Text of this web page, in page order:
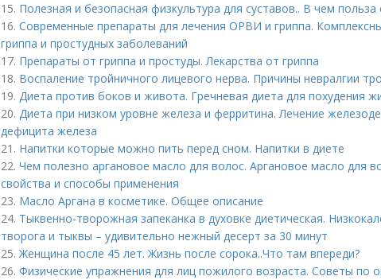
15. Полезная и безопасная физкультура для суставов.. В чем польза
16. Современные препараты для лечения ОРВИ и гриппа.
гриппа и простудных заболеваний
17. Препараты от гриппа и простуды. Лекарства от гриппа
18. Воспаление тройничного лицевого нерва. Причины невралгии
19. Диета против боков и живота. Гречневая диета для похудения
20. Диета при низком уровне железа и ферритина. Лечение
дефицита железа
21. Напитки которые можно пить перед сном. Напитки в диете
22. Чем полезно аргановое масло для волос. Аргановое масло для
свойства и способы применения
23. Масло Аргана в косметике. Общее описание
24. Тыквенно-творожная запеканка в духовке диетическая.
творога и тыквы – удивительно нежный десерт за 30 минут
25.Женщина после 45 лет. Жизнь после сорока..Что там впереди?
26. Физические упражнения для лиц пожилого возраста. Советы по